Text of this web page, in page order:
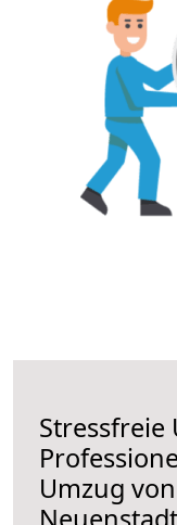
Stressfreie
Umzug